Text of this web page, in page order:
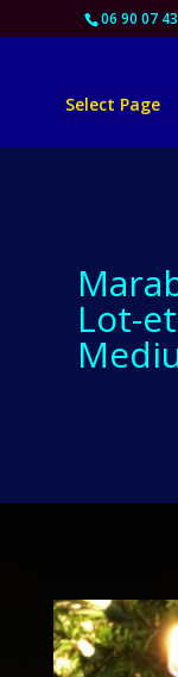
06 90 07
Select Page
Lot-